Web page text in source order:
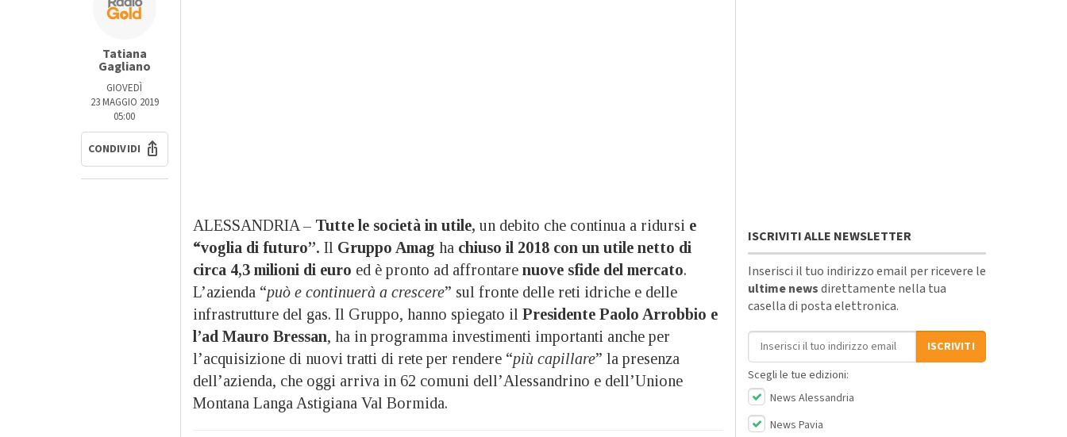
Tatiana
Gagliano
GIOVEDÌ
23 MAGGIO 2019
05:00
CONDIVIDI
ALESSANDRIA – Tutte le società in utile, un debito che continua a ridursi e
“voglia di futuro”. Il Gruppo Amag ha chiuso il 2018 con un utile netto di
circa 4,3 milioni di euro ed è pronto ad affrontare nuove sfide del mercato.
L’azienda “può e continuerà a crescere” sul fronte delle reti idriche e delle
infrastrutture del gas. Il Gruppo, hanno spiegato il Presidente Paolo Arrobbio e
l’ad Mauro Bressan, ha in programma investimenti importanti anche per
l’acquisizione di nuovi tratti di rete per rendere “più capillare” la presenza
dell’azienda, che oggi arriva in 62 comuni dell’Alessandrino e dell’Unione
Montana Langa Astigiana Val Bormida.
ISCRIVITI ALLE NEWSLETTER
Inserisci il tuo indirizzo email per ricevere le
ultime newsdirettamente nella tua
casella di posta elettronica.
Indirizzo email
ISCRIVITI
Scegli le tue edizioni:
News Alessandria
News Pavia